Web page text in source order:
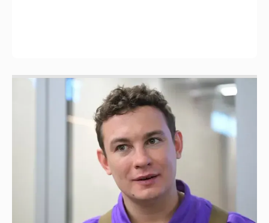
Никита Кологривый высказался насчёт